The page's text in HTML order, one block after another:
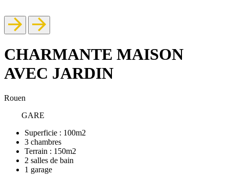
CHARMANTE MAISON
AVEC JARDIN
Rouen
GARE
Superficie : 100m2
3 chambres
Terrain : 150m2
2 salles de bain
1 garage